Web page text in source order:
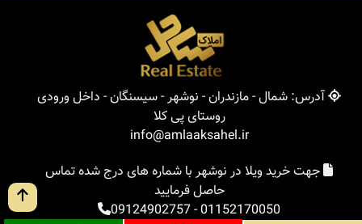
آدرس: شمال - مازندران - نوشهر - سیسنگان - داخل ورودی
روستای پی کلا
info@amlaaksahel.ir
جهت خرید ویلا در نوشهر با شماره های درج شده تماس
حاصل فرمایید
01152170050
-
09124902757